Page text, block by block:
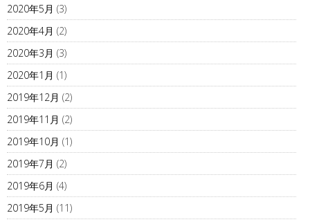
2020年5月 (3)
2020年4月 (2)
2020年3月 (3)
2020年1月 (1)
2019年12月 (2)
2019年11月 (2)
2019年10月 (1)
2019年7月 (2)
2019年6月 (4)
2019年5月 (11)